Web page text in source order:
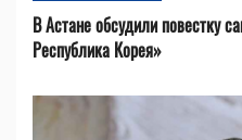
В Астане обсудили повестку
Республика Корея»